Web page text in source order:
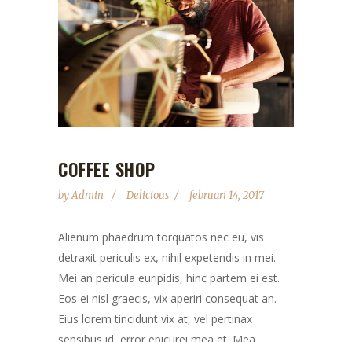
COFFEE SHOP
byAdmin Delicious februari 14, 2017
Alienum phaedrum torquatos nec eu, vis
detraxit periculis ex, nihil expetendis in mei.
Mei an pericula euripidis, hinc partem ei est.
Eos ei nisl graecis, vix aperiri consequat an.
Eius lorem tincidunt vix at, vel pertinax